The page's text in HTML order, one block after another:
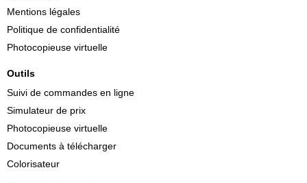
Mentions légales
Politique de confidentialité
Photocopieuse virtuelle
Outils
Suivi de commandes en ligne
Simulateur de prix
Photocopieuse virtuelle
Documents à télécharger
Colorisateur